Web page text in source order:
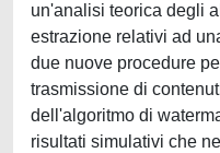
un'analisi teorica degli
estrazione relativi ad
due nuove procedure
trasmissione di
dell'algoritmo di
risultati simulativi che